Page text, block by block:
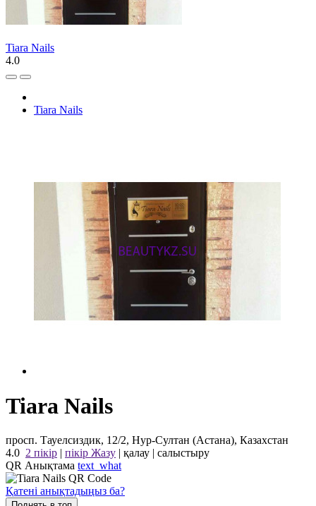
Tiara Nails
4.0
Tiara Nails
Tiara Nails
просп. Тауелсиздик, 12/2, Нур-Султан (Астана), Казахстан
4.0 2 пікір | пікір Жазу | қалау | салыстыру
QR Анықтама text_what
Қатені анықтадыңыз ба?